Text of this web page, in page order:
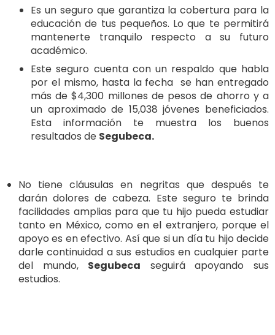
Es un seguro que garantiza la cobertura para la
educación de tus pequeños. Lo que te permitirá
mantenerte tranquilo respecto a su futuro
académico.
Este seguro cuenta con un respaldo que habla
por el mismo, hasta la fecha se han entregado
más de $4,300 millones de pesos de ahorro y a
un aproximado de 15,038 jóvenes beneficiados.
Esta información te muestra los buenos
resultados de Segubeca.
No tiene cláusulas en negritas que después te
darán dolores de cabeza. Este seguro te brinda
facilidades amplias para que tu hijo pueda estudiar
tanto en México, como en el extranjero, porque el
apoyo es en efectivo. Así que si un día tu hijo decide
darle continuidad a sus estudios en cualquier parte
del mundo, Segubeca seguirá apoyando sus
estudios.